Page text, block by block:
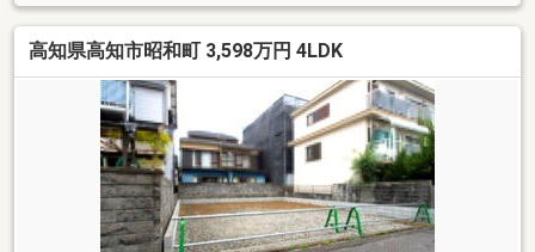
高知県高知市昭和町 3,598万円 4LDK